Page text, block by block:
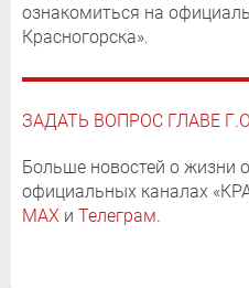
ознакомиться на
Красногорска».
ЗАДАТЬ ВОПРОС ГЛАВЕ
Больше новостей о жизни
официальных каналах
MAX и Телеграм.